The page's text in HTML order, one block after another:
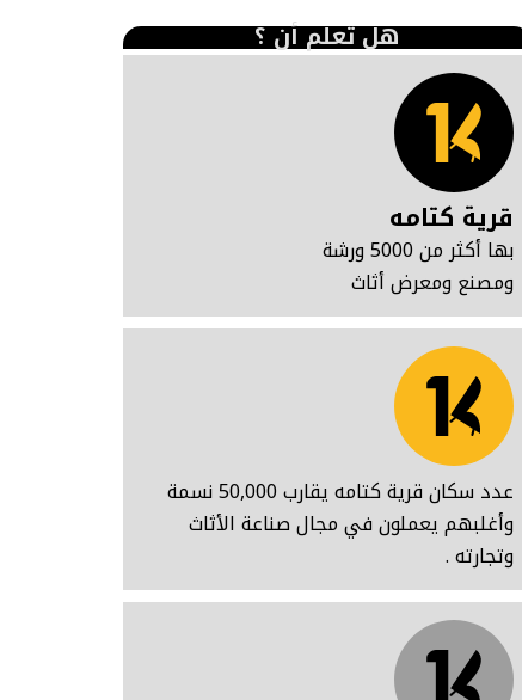
هل تعلم أن ؟
قرية كتامه
بها أكثر من 5000 ورشة
ومصنع ومعرض أثاث
عدد سكان قرية كتامه يقارب 50,000 نسمة
وأغلبهم يعملون في مجال صناعة الأثاث
وتجارته .